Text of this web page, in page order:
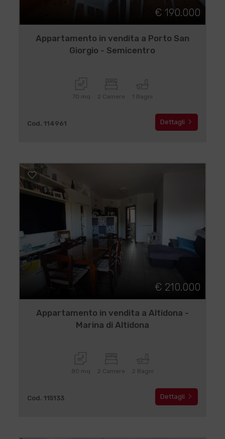
€ 190.000
Appartamento in vendita a Porto San
Giorgio - Semicentro
70 mq 2 Camere 1 Bagni
Cod. 114961 Dettagli
€ 210.000
Appartamento in vendita a Altidona -
Marina di Altidona
80 mq 2 Camere 2 Bagni
Cod. 115133 Dettagli